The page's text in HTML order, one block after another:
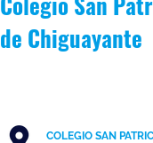
de Chiguayante
COLEGIO SAN